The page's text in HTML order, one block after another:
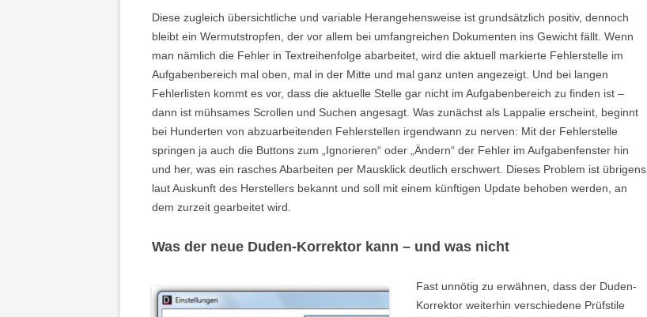
Diese zugleich übersichtliche und variable Herangehensweise ist grundsätzlich positiv, dennoch
bleibt ein Wermutstropfen, der vor allem bei umfangreichen Dokumenten ins Gewicht fällt. Wenn
man nämlich die Fehler in Textreihenfolge abarbeitet, wird die aktuell markierte Fehlerstelle im
Aufgabenbereich mal oben, mal in der Mitte und mal ganz unten angezeigt. Und bei langen
Fehlerlisten kommt es vor, dass die aktuelle Stelle gar nicht im Aufgabenbereich zu finden ist –
dann ist mühsames Scrollen und Suchen angesagt. Was zunächst als Lappalie erscheint, beginnt
bei Hunderten von abzuarbeitenden Fehlerstellen irgendwann zu nerven: Mit der Fehlerstelle
springen ja auch die Buttons zum „Ignorieren“ oder „Ändern“ der Fehler im Aufgabenfenster hin
und her, was ein rasches Abarbeiten per Mausklick deutlich erschwert. Dieses Problem ist übrigens
laut Auskunft des Herstellers bekannt und soll mit einem künftigen Update behoben werden, an
dem zurzeit gearbeitet wird.
Was der neue Duden-Korrektor kann – und was nicht
Fast unnötig zu erwähnen, dass der Duden-
Korrektor weiterhin verschiedene Prüfstile